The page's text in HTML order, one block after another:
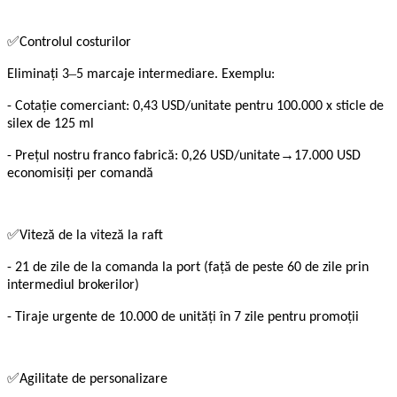
✅Controlul costurilor
Eliminați 3–5 marcaje intermediare. Exemplu:
- Cotație comerciant: 0,43 USD/unitate pentru 100.000 x sticle de
silex de 125 ml
- Prețul nostru franco fabrică: 0,26 USD/unitate→ 17.000 USD
economisiți per comandă
✅Viteză de la viteză la raft
- 21 de zile de la comanda la port (față de peste 60 de zile prin
intermediul brokerilor)
- Tiraje urgente de 10.000 de unități în 7 zile pentru promoții
✅Agilitate de personalizare